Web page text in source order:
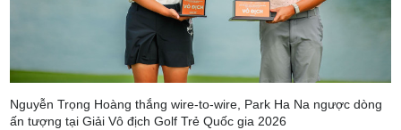
Nguyễn Trọng Hoàng thắng wire-to-wire, Park Ha Na ngược dòng
ấn tượng tại Giải Vô địch Golf Trẻ Quốc gia 2026